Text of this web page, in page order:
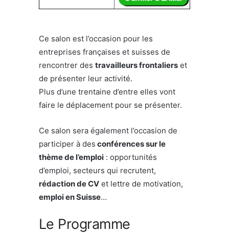
Ce salon est l’occasion pour les
entreprises françaises et suisses de
rencontrer des travailleurs frontaliers et
de présenter leur activité.
Plus d’une trentaine d’entre elles vont
faire le déplacement pour se présenter.
Ce salon sera également l’occasion de
participer à des conférences sur le
thème de l’emploi : opportunités
d’emploi, secteurs qui recrutent,
rédaction de CV et lettre de motivation,
emploi en Suisse…
Le Programme